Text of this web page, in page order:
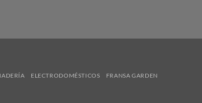
ELECTRODOMÉSTICOS
FRANSA GARDEN